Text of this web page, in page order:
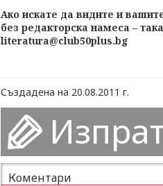
Ако искате да видите и
без редакторска намеса –
literatura@club50plus.bg
Създадена на 20.08.2011 г.
Коментари